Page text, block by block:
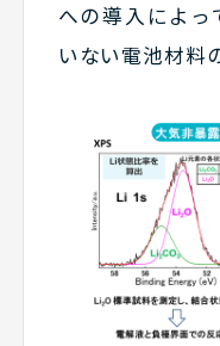
への導入によっ
いない電池材料